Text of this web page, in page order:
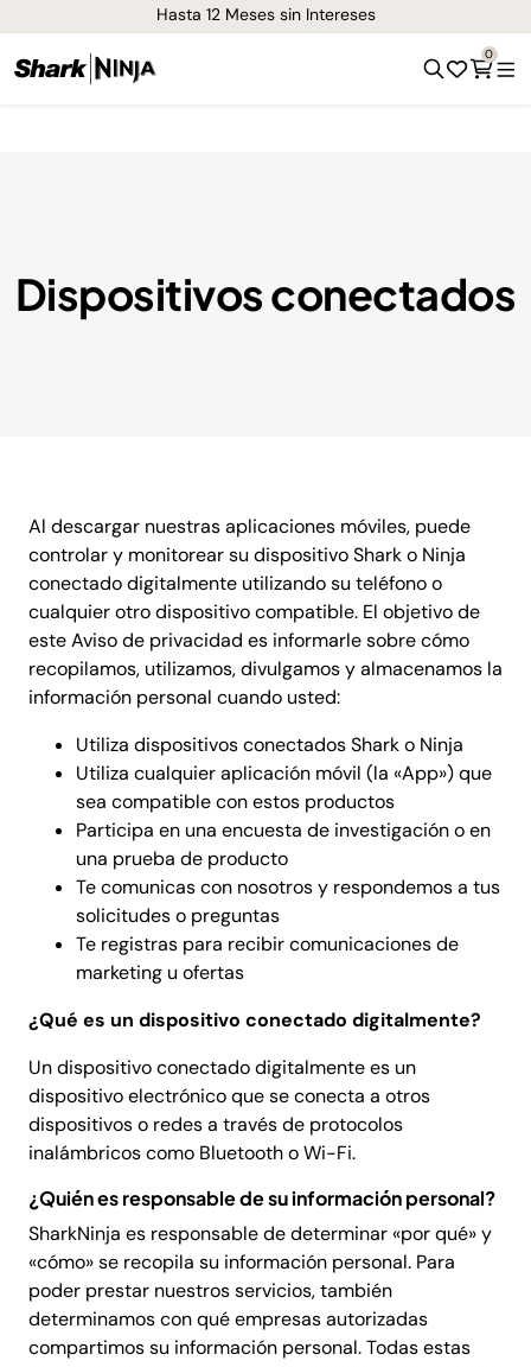
¡Envíos GRATIS de 1-3
0
Dispositivos conectados
Al descargar nuestras aplicaciones móviles, puede
controlar y monitorear su dispositivo Shark o Ninja
conectado digitalmente utilizando su teléfono o
cualquier otro dispositivo compatible. El objetivo de
este Aviso de privacidad es informarle sobre cómo
recopilamos, utilizamos, divulgamos y almacenamos la
información personal cuando usted:
Utiliza dispositivos conectados Shark o Ninja
Utiliza cualquier aplicación móvil (la «App») que
sea compatible con estos productos
Participa en una encuesta de investigación o en
una prueba de producto
Te comunicas con nosotros y respondemos a tus
solicitudes o preguntas
Te registras para recibir comunicaciones de
marketing u ofertas
¿Qué es un dispositivo conectado digitalmente?
Un dispositivo conectado digitalmente es un
dispositivo electrónico que se conecta a otros
dispositivos o redes a través de protocolos
inalámbricos como Bluetooth o Wi-Fi.
¿Quién es responsable de su información personal?
SharkNinja es responsable de determinar «por qué» y
«cómo» se recopila su información personal. Para
poder prestar nuestros servicios, también
determinamos con qué empresas autorizadas
compartimos su información personal. Todas estas